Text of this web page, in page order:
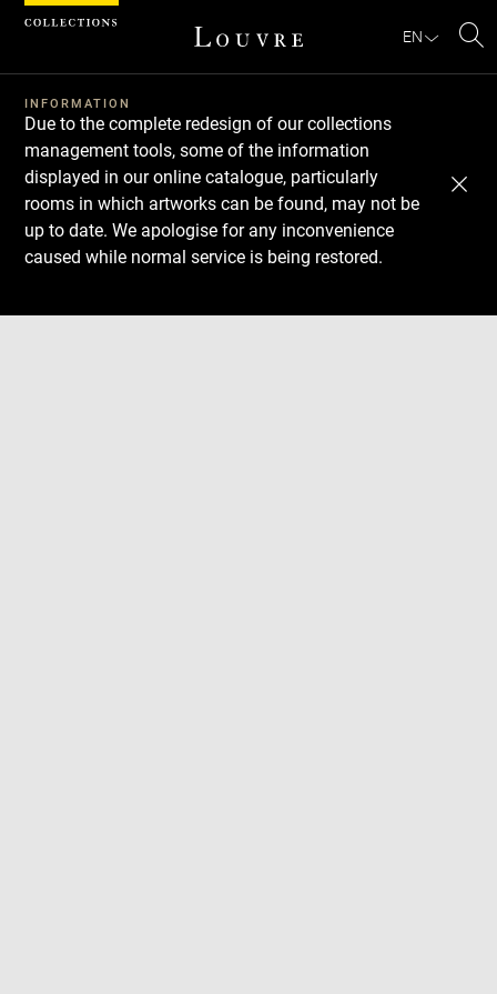
EN
INFORMATION
Due to the complete redesign of our collections
management tools, some of the information
displayed in our online catalogue, particularly
rooms in which artworks can be found, may not be
up to date. We apologise for any inconvenience
caused while normal service is being restored.
Download
Next
Previous
Cookies management panel